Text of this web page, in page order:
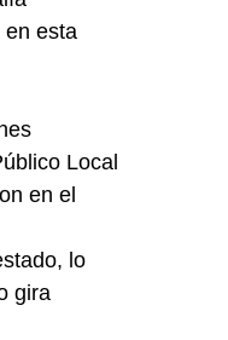
en esta
Local
en el
lo
gira